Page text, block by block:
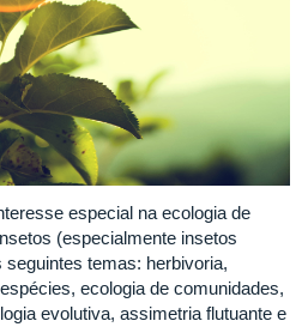
especial na ecologia de
(especialmente insetos
temas: herbivoria,
ecologia de comunidades,
evolutiva, assimetria flutuante e